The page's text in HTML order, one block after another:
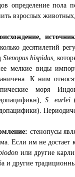
определение пола
взрослых
десятилетий
Stenopus hispidus,
мелкие виды
К ним
моря
S. earlei
стенопусы
Если им не достает
или другие
и другие